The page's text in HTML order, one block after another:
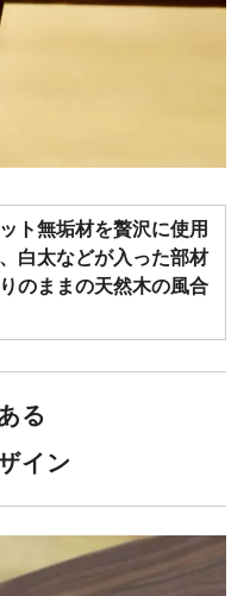
ト無垢材を贅沢に使用
白太などが入った部材
のままの天然木の風合
る
イン